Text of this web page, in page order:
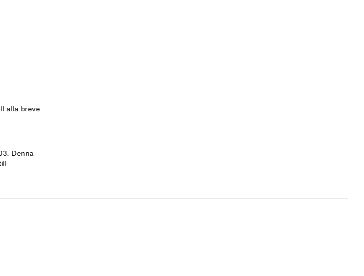
alla breve
Denna